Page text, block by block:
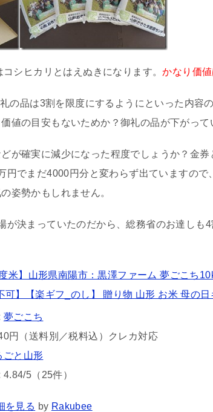
シヒカリとはえぬきになります。かなり価値
の品は3割を限度にするようにといった内容
値の目安もないためか？御礼の品が下がって
が確実に減少になった程度でしょうか？金
円でまだ4000円分と変わらず出ていますの
姿勢かもしれません。
が決まっていたのだから、総務省のお達しも
度米】山形県南陽市：黒澤ファーム 夢ごこち
可】【楽ギフ_のし】 贈り物 山形 お米 母の日
夢ごこち
円（送料別／税料込）クレカ対応
ごと山形
4.84/5（25件）
を見る by Rakubee